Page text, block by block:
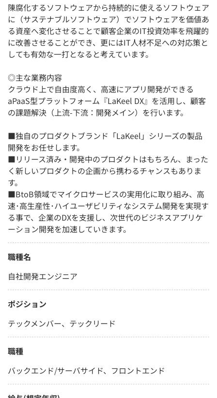
陳腐化するソフトウェアから持続的に使えるソフトウェア
に（サステナブルソフトウェア）でソフトウェアを価値あ
る資産へ変化させることで顧客企業のIT投資効率を飛躍的
に改善させることができ、更にはIT人材不足への対応策と
しても有効な一打となると考えています。
◎主な業務内容
クラウド上で自由度高く、高速にアプリ開発ができる
aPaaS型プラットフォーム『LaKeel DX』を活用し、顧客
の課題解決（上流-下流：開発メイン）を行います。
■独自のプロダクトブランド「LaKeel」シリーズの製品
開発をお任せします。
■リリース済み・開発中のプロダクトはもちろん、まった
く新しいプロダクトの企画から携わるチャンスもありま
す。
■BtoB領域でマイクロサービスの実用化に取り組み、高
速･高生産性･ハイユーザビリティなシステム開発を実現す
る事で、企業のDXを支援し、次世代のビジネスアプリケ
ーション開発を加速していきます。
職種名
自社開発エンジニア
ポジション
テックメンバー、テックリード
職種
バックエンド/サーバサイド、フロントエンド